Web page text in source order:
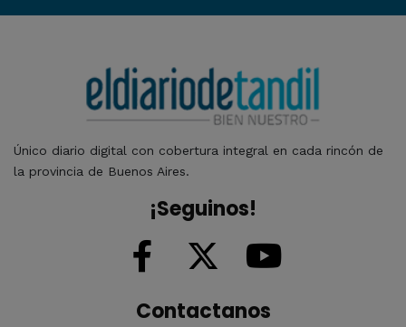
Único diario digital con cobertura integral en cada rincón de
la provincia de Buenos Aires.
¡Seguinos!
Contactanos